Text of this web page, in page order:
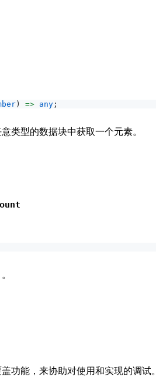
) => any ;
类型的数据块中获取一个元素。
功能，来协助对使用和实现的调试